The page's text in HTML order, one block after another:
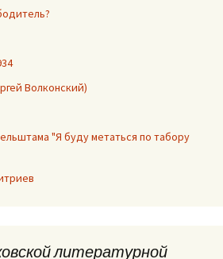
Волконский)
"Я буду метаться по табору
литературной